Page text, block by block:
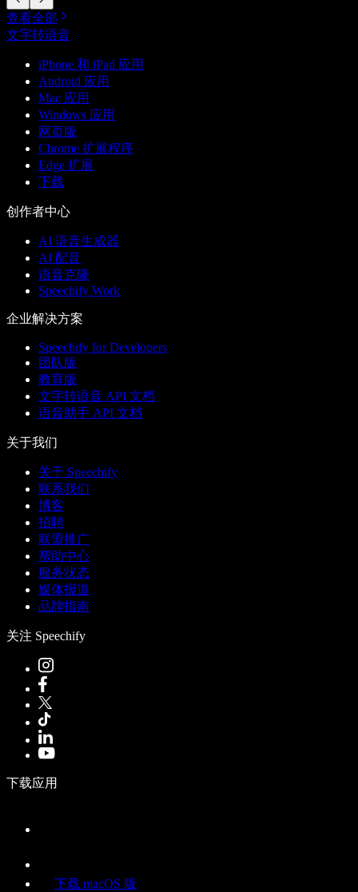
查看全部
文字转语音
iPhone 和 iPad 应用
Android 应用
Mac 应用
Windows 应用
网页版
Chrome 扩展程序
Edge 扩展
下载
创作者中心
AI 语音生成器
AI 配音
语音克隆
Speechify Work
企业解决方案
Speechify for Developers
团队版
教育版
文字转语音 API 文档
语音助手 API 文档
关于我们
关于 Speechify
联系我们
博客
招聘
联盟推广
帮助中心
服务状态
媒体报道
品牌指南
关注 Speechify
下载应用
下载 macOS 版